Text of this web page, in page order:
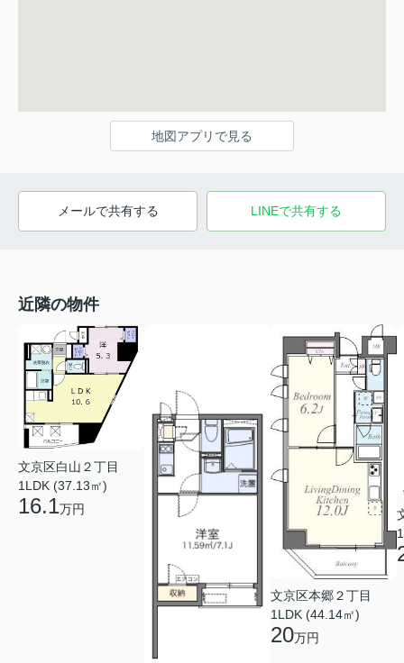
地図アプリで見る
メールで共有する LINEで共有する
近隣の物件
文京区白山２丁目
1LDK (37.13㎡)
16.1万円
文京区本郷２丁目
1LDK (44.14㎡)
20万円